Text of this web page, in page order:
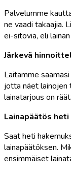
Palvelumme
ne vaadi takaajia.
ei-sitovia, eli
Järkevä
Laitamme
jotta näet lainojen
lainatarjous on
Lainapäätös heti
Saat heti
lainapäätöksen.
ensimmäiset